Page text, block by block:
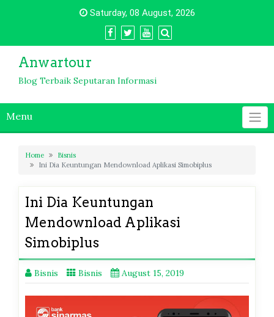
Saturday, 08 August, 2026
Anwartour
Blog Terbaik Seputaran Informasi
Menu
Home
Bisnis
Ini Dia Keuntungan Mendownload Aplikasi Simobiplus
Ini Dia Keuntungan
Mendownload Aplikasi
Simobiplus
Bisnis Bisnis August 15, 2019